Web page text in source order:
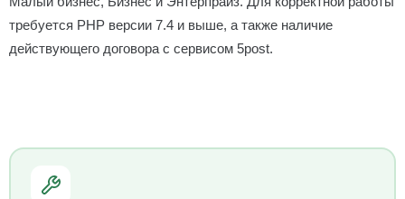
требуется PHP версии 7.4 и выше, а также наличие
действующего договора с сервисом 5post.